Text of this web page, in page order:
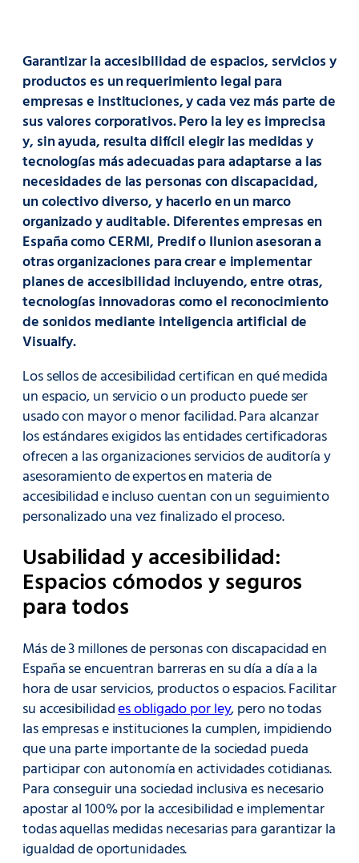
Garantizar la accesibilidad de espacios, servicios y
productos es un requerimiento legal para
empresas e instituciones, y cada vez más parte de
sus valores corporativos. Pero la ley es imprecisa
y, sin ayuda, resulta difícil elegir las medidas y
tecnologías más adecuadas para adaptarse a las
necesidades de las personas con discapacidad,
un colectivo diverso, y hacerlo en un marco
organizado y auditable. Diferentes empresas en
España como CERMI, Predif o Ilunion asesoran a
otras organizaciones para crear e implementar
planes de accesibilidad incluyendo, entre otras,
tecnologías innovadoras como el reconocimiento
de sonidos mediante inteligencia artificial de
Visualfy.
Los sellos de accesibilidad certifican en qué medida
un espacio, un servicio o un producto puede ser
usado con mayor o menor facilidad. Para alcanzar
los estándares exigidos las entidades certificadoras
ofrecen a las organizaciones servicios de auditoría y
asesoramiento de expertos en materia de
accesibilidad e incluso cuentan con un seguimiento
personalizado una vez finalizado el proceso.
Usabilidad y accesibilidad:
Espacios cómodos y seguros
para todos
Más de 3 millones de personas con discapacidad en
España se encuentran barreras en su día a día a la
hora de usar servicios, productos o espacios. Facilitar
su accesibilidades obligado por ley, pero no todas
las empresas e instituciones la cumplen, impidiendo
que una parte importante de la sociedad pueda
participar con autonomía en actividades cotidianas.
Para conseguir una sociedad inclusiva es necesario
apostar al 100% por la accesibilidad e implementar
todas aquellas medidas necesarias para garantizar la
igualdad de oportunidades.